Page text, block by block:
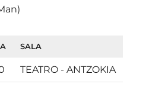
SALA
TEATRO - ANTZOKIA